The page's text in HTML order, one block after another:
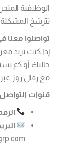
الوظيفية
تترسّخ المشكلة.
تواصلوا معنا
إذا كنت تريد
حالتك أو كم
مع رفال روز
قنوات